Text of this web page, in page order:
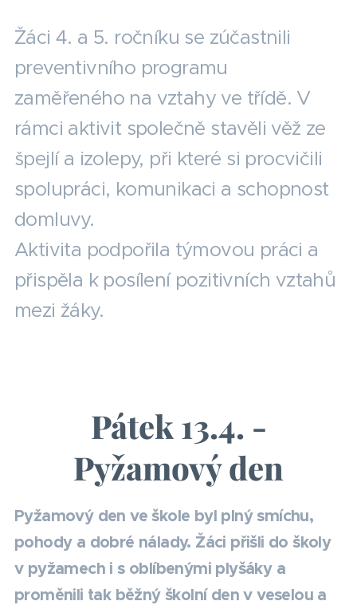
Žáci 4. a 5. ročníku se zúčastnili
preventivního programu
zaměřeného na vztahy ve třídě. V
rámci aktivit společně stavěli věž ze
špejlí a izolepy, při které si procvičili
spolupráci, komunikaci a schopnost
domluvy.
Aktivita podpořila týmovou práci a
přispěla k posílení pozitivních vztahů
mezi žáky.
Pátek 13.4. -
Pyžamový den
Pyžamový den ve škole byl plný smíchu,
pohody a dobré nálady. Žáci přišli do školy
v pyžamech i s oblíbenými plyšáky a
proměnili tak běžný školní den v veselou a